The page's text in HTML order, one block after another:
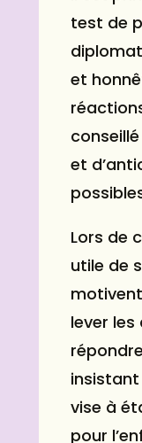
test de
et
et
Lors de
utile de
lever
vise à
pour